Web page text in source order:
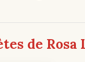
de Rosa